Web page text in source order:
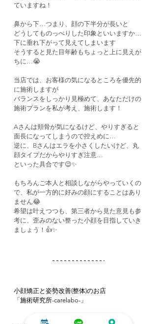
ていますね！
鼻から下…つまり、顔の下半分が長いと
どうしてものっぺりした印象といいますか…
下に垂れ下がって見えてしまいます
そうすると見た目年齢もちょっと上に見えが
ちに…😭
当店では、お客様の気になるところを優先的
に施術しますが
バランスをしっかり見極めて、あなただけの
施術プランを私が考え、施術します！
Aさんは頬骨が気になるけど、やりすぎると
面長になってしまうので控えめに…
逆に、Bさんはエラを小さくしたいけど、丸
顔タイプだからやりすぎ注意…
といった具合です😉✨
もちろんご本人と相談しながらやっていくの
で、私が一方的に好みの顔にすることはあり
ません😂
希望は叶えつつも、第三者から見た意見も参
考に、歪みのない整った小顔を目指していき
ましょう！👍✨
小顔矯正と姿勢改善(整体)のお店
「施術研究所-carelabo-」